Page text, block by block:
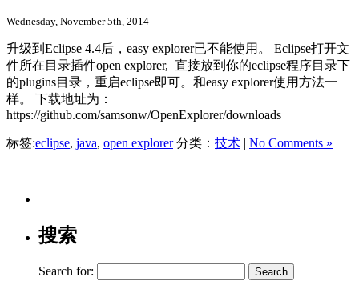
Wednesday, November 5th, 2014
升级到Eclipse 4.4后，easy explorer已不能使用。 Eclipse打开文
件所在目录插件open explorer, 直接放到你的eclipse程序目录下
的plugins目录，重启eclipse即可。和easy explorer使用方法一
样。 下载地址为：
https://github.com/samsonw/OpenExplorer/downloads
标签:eclipse, java, open explorer 分类： 技术 | No Comments »
搜索
Search for: